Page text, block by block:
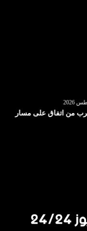
اتفاق على مسار